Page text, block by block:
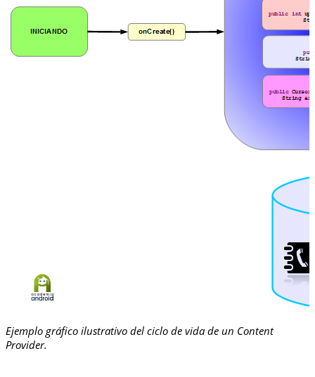
Ejemplo gráfico ilustrativo del ciclo de vida de un Content
Provider.